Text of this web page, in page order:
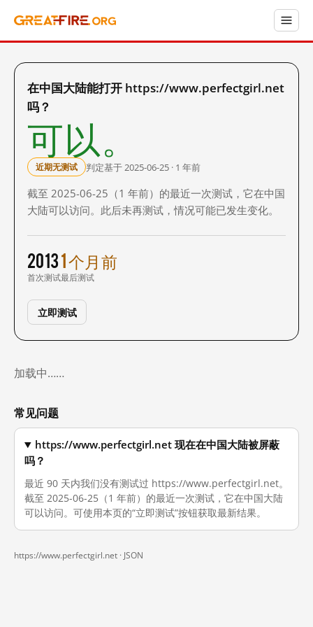
在中国大陆能打开 https://www.perfectgirl.net
吗？
可以。
近期无测试 判定基于 2025-06-25 · 1 年前
截至 2025-06-25（1 年前）的最近一次测试，它在中国
大陆可以访问。此后未再测试，情况可能已发生变化。
2013
首次测试
1 个月前
最后测试
立即测试
加载中……
常见问题
https://www.perfectgirl.net 现在在中国大陆被屏蔽
吗？
最近 90 天内我们没有测试过 https://www.perfectgirl.net。
截至 2025-06-25（1 年前）的最近一次测试，它在中国大陆
可以访问。可使用本页的“立即测试”按钮获取最新结果。
https://www.perfectgirl.net · JSON